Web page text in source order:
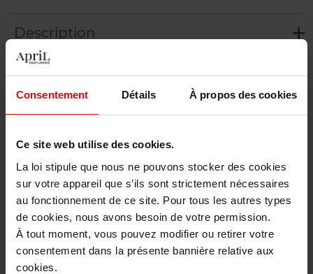
Consentement Détails À propos des cookies
Ce site web utilise des cookies.
La loi stipule que nous ne pouvons stocker des cookies
sur votre appareil que s’ils sont strictement nécessaires
au fonctionnement de ce site. Pour tous les autres types
de cookies, nous avons besoin de votre permission.
À tout moment, vous pouvez modifier ou retirer votre
consentement dans la présente bannière relative aux
cookies.
Description
Caractéristiques
Vous aimerez peut-être